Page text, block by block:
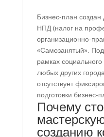
Бизнес-план
НПД (налог на
организационно-
«Самозанятый».
рамках социального
любых других
отсутствует
подготовки бизнес-
Почему
созданию